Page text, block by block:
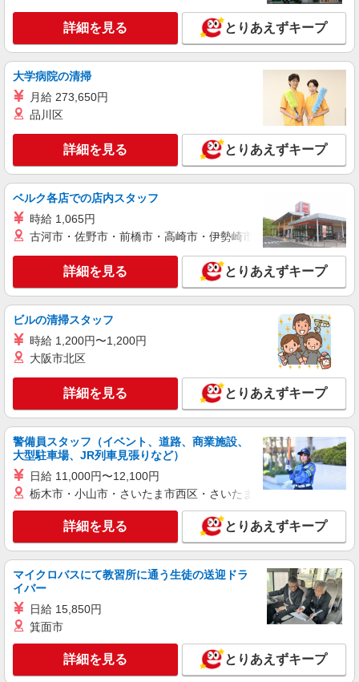
詳細を見る とりあえずキープ
大学病院の清掃
月給 273,650円
品川区
詳細を見る とりあえずキープ
ベルク各店での店内スタッフ
時給 1,065円
古河市・佐野市・前橋市・高崎市・伊勢崎市・太田市・館林市
詳細を見る とりあえずキープ
ビルの清掃スタッフ
時給 1,200円〜1,200円
大阪市北区
詳細を見る とりあえずキープ
警備員スタッフ（イベント、道路、商業施設、
大型駐車場、JR列車見張りなど）
日給 11,000円〜12,100円
栃木市・小山市・さいたま市西区・さいたま市岩槻区・久喜市・
詳細を見る とりあえずキープ
マイクロバスにて教習所に通う生徒の送迎ドラ
イバー
日給 15,850円
箕面市
詳細を見る とりあえずキープ